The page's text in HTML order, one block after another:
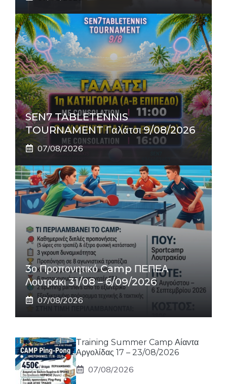
SEN7 TABLETENNIS
TOURNAMENT Γαλάτσι 9/08/2026
07/08/2026
3ο Προπονητικό Camp ΠΕΠΕΑ
Λουτράκι 31/08 – 6/09/2026
07/08/2026
Training Summer Camp Αίαντα
Αργολίδας 17 – 23/08/2026
07/08/2026